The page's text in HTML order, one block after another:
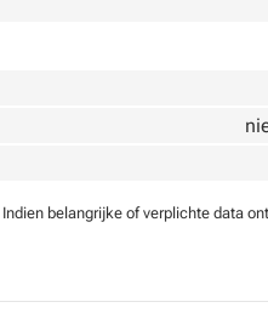
belangrijke of verplichte data